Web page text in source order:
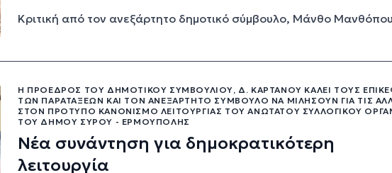
Κριτική από τον ανεξάρτητο δημοτικό σύμβουλο, Μάνθο
Η ΠΡΌΕΔΡΟΣ ΤΟΥ ΔΗΜΟΤΙΚΟΎ ΣΥΜΒΟΥΛΊΟΥ, Δ. ΚΑΡΤΆΝΟΥ ΚΑΛΕΊ ΤΟΥΣ
ΤΩΝ ΠΑΡΑΤΆΞΕΩΝ ΚΑΙ ΤΟΝ ΑΝΕΞΆΡΤΗΤΟ ΣΎΜΒΟΥΛΟ ΝΑ ΜΙΛΉΣΟΥΝ ΓΙΑ ΤΙΣ
ΣΤΟΝ ΠΡΌΤΥΠΟ ΚΑΝΟΝΙΣΜΌ ΛΕΙΤΟΥΡΓΊΑΣ ΤΟΥ ΑΝΏΤΑΤΟΥ ΣΥΛΛΟΓΙΚΟΎ
ΤΟΥ ΔΉΜΟΥ ΣΎΡΟΥ - ΕΡΜΟΎΠΟΛΗΣ
Νέα συνάντηση για δημοκρατικότερη
λειτουργία